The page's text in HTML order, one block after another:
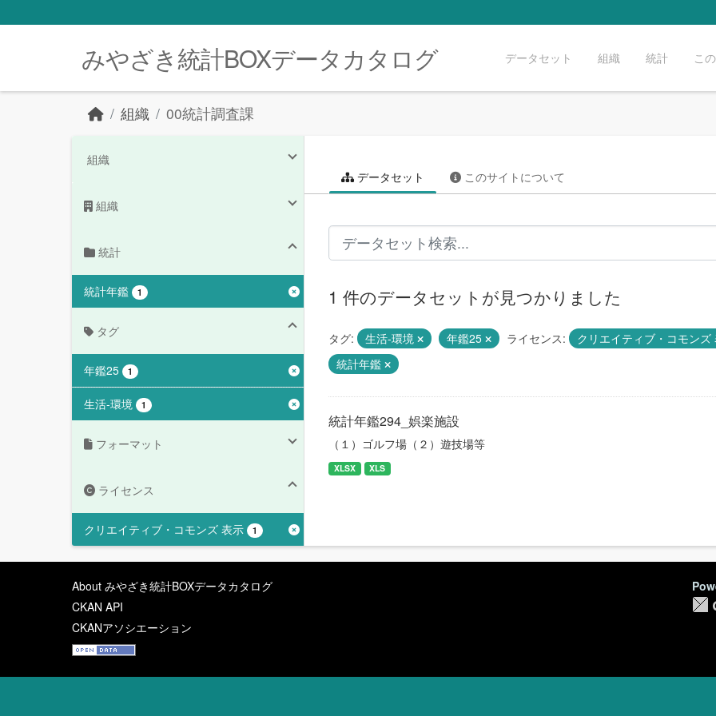
みやざき統計BOXデータカタログ データセット 組織 統計 こ
組織 00統計調査課
組織
組織
統計
統計年鑑 1
タグ
年鑑25 1
生活-環境 1
フォーマット
ライセンス
クリエイティブ・コモンズ 表示 1
データセット このサイトについて
1 件のデータセットが見つかりました
タグ: 生活-環境 年鑑25 ライセンス: クリエイティブ・コモンズ
統計年鑑
統計年鑑294_娯楽施設
（１）ゴルフ場（２）遊技場等
XLSX XLS
About みやざき統計BOXデータカタログ
CKAN API
CKANアソシエーション